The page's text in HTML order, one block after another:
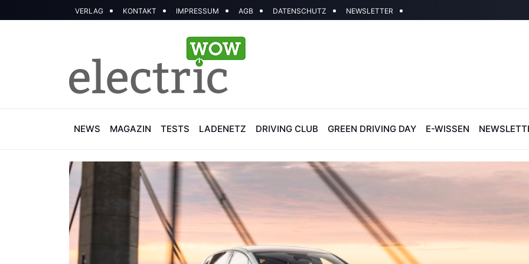
VERLAG KONTAKT IMPRESSUM AGB DATENSCHUTZ NEWSLETTER
NEWS MAGAZIN TESTS LADENETZ DRIVING CLUB GREEN DRIVING DAY E-WISSEN